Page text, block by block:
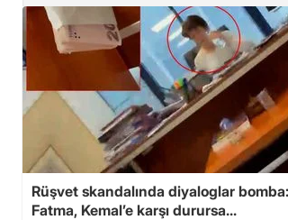
Rüşvet skandalında diyaloglar bomba:
Fatma, Kemal’e karşı durursa...